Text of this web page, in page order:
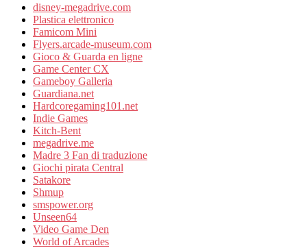
disney-megadrive.com
Plastica elettronico
Famicom Mini
Flyers.arcade-museum.com
Gioco & Guarda en ligne
Game Center CX
Gameboy Galleria
Guardiana.net
Hardcoregaming101.net
Indie Games
Kitch-Bent
megadrive.me
Madre 3 Fan di traduzione
Giochi pirata Central
Satakore
Shmup
smspower.org
Unseen64
Video Game Den
World of Arcades